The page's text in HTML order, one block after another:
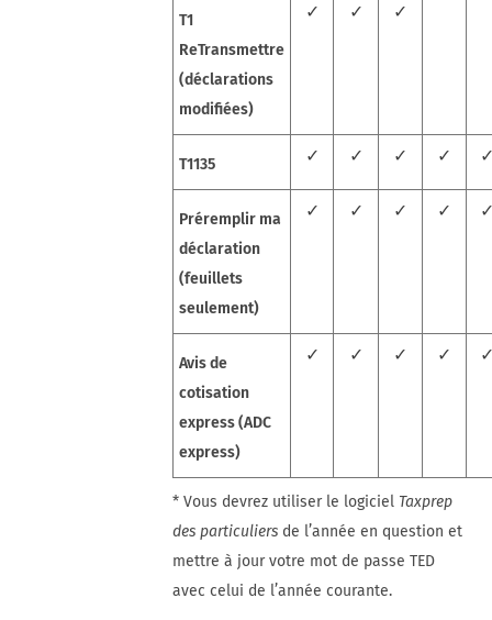
T1
ReTransmettre
(déclarations
modifiées)
✓ ✓ ✓
T1135 ✓ ✓ ✓ ✓
Préremplir ma
déclaration
(feuillets
seulement)
✓ ✓ ✓ ✓
Avis de
cotisation
express (ADC
express)
✓ ✓ ✓ ✓
* Vous devrez utiliser le logiciel Taxprep
des particuliers de l’année en question et
mettre à jour votre mot de passe TED
avec celui de l’année courante.